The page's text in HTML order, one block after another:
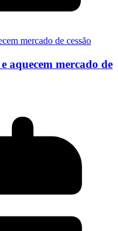
aquecem mercado de